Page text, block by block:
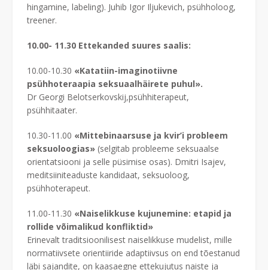
hingamine, labeling). Juhib Igor Iljukevich, psühholoog,
treener.
10.00- 11.30 Ettekanded suures saalis:
10.00-10.30 «Katatiin-imaginotiivne
psühhoteraapia seksuaalhäirete puhul».
Dr Georgi Belotserkovskij,psühhiterapeut,
psühhitaater.
10.30-11.00 «Mittebinaarsuse ja kvir’i probleem
seksuoloogias» (selgitab probleeme seksuaalse
orientatsiooni ja selle püsimise osas). Dmitri Isajev,
meditsiiniteaduste kandidaat, seksuoloog,
psühhoterapeut.
11.00-11.30 «Naiselikkuse kujunemine: etapid ja
rollide võimalikud konfliktid»
Erinevalt traditsioonilisest naiselikkuse mudelist, mille
normatiivsete orientiiride adaptiivsus on end tõestanud
läbi sajandite, on kaasaegne ettekujutus naiste ja